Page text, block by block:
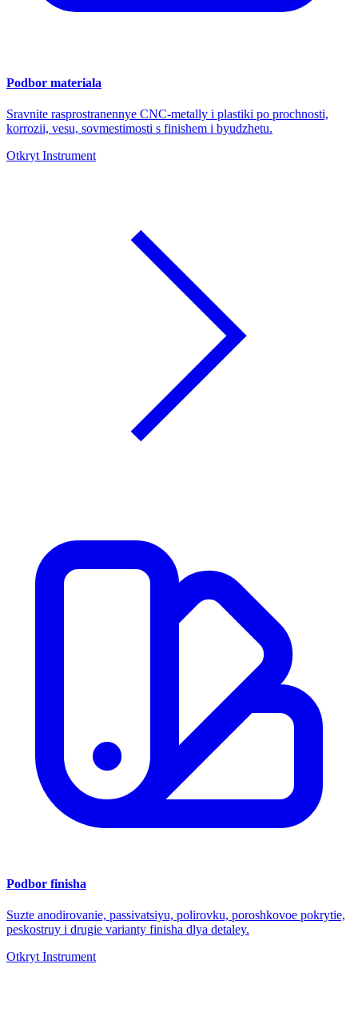
Podbor materiala
Sravnite rasprostranennye CNC-metally i plastiki po prochnosti,
korrozii, vesu, sovmestimosti s finishem i byudzhetu.
Otkryt Instrument
Podbor finisha
Suzte anodirovanie, passivatsiyu, polirovku, poroshkovoe pokrytie,
peskostruy i drugie varianty finisha dlya detaley.
Otkryt Instrument